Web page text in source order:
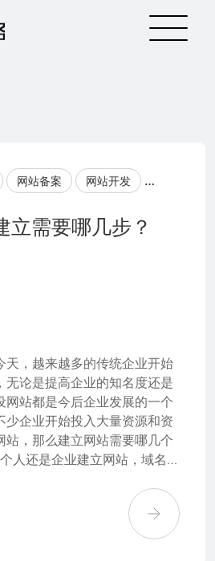
网站备案 网站开发
立需要哪几步？
天，越来越多的传统企业开始
无论是提高企业的知名度还是
网站都是今后企业发展的一个
少企业开始投入大量资源和资
站，那么建立网站需要哪几个
人还是企业建立网站，域名是
分都以.com为主，也有很多新
在国内的网站使用.cn域名的比
不同价格也不同，一般以年为